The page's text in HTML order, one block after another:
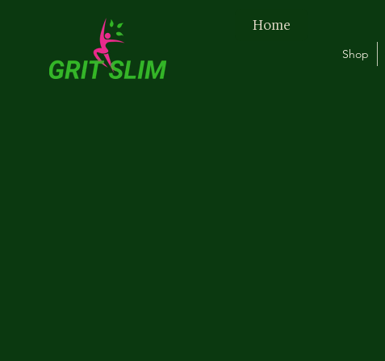
Home
Shop